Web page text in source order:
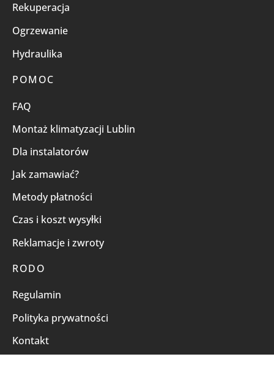
Rekuperacja
Ogrzewanie
Hydraulika
POMOC
FAQ
Montaż klimatyzacji Lublin
Dla instalatorów
Jak zamawiać?
Metody płatności
Czas i koszt wysyłki
Reklamacje i zwroty
RODO
Regulamin
Polityka prywatności
Kontakt